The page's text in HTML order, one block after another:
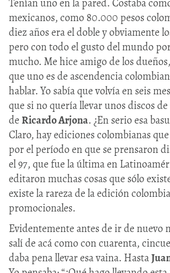
Tenían uno en la pared. Costaba
mexicanos, como 80.000 pesos
diez años era el doble y obviamente
pero con todo el gusto del mundo
mucho. Me hice amigo de los
que uno es de ascendencia
hablar. Yo sabía que volvía en seis
que si no quería llevar unos discos de
deRicardo Arjona. ¿En serio esa
Claro, hay ediciones colombianas
por el período en que se prensaron
el 97, que fue la última en
editaron muchas cosas que sólo
existe la rareza de la edición
promocionales.
Evidentemente antes de ir de nuevo
salí de acá como con cuarenta,
daba pena llevar esa vaina. Hasta